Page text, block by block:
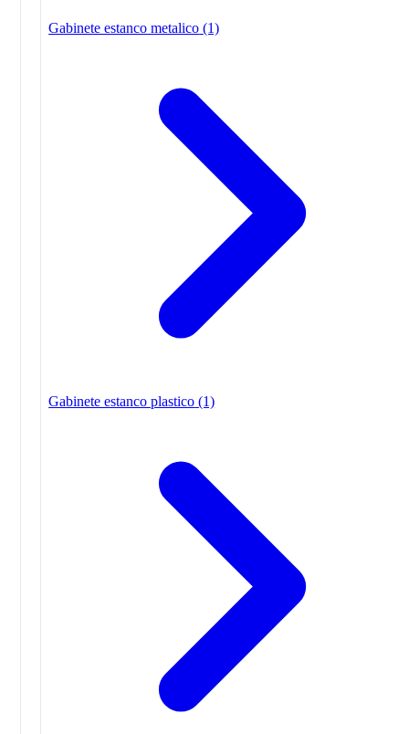
Gabinete estanco metalico (1)
Gabinete estanco plastico (1)